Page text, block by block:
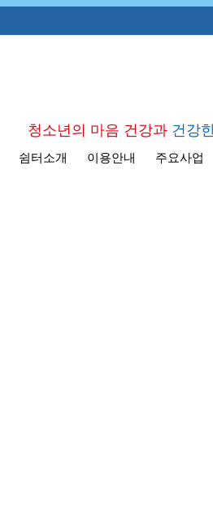
청소년의 마음 건강과 건강
쉼터소개 이용안내 주요사업